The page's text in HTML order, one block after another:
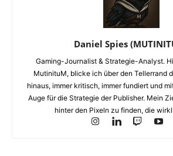
Daniel Spies
Gaming-Journalist & Strategie-Analyst.
MutinituM, blicke ich über den Tellerrand
hinaus, immer kritisch, immer fundiert und
Auge für die Strategie der Publisher. Mein
hinter den Pixeln zu finden, die